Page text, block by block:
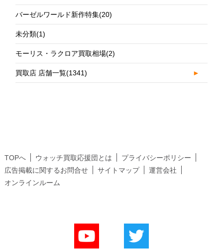
バーゼルワールド新作特集(20)
未分類(1)
モーリス・ラクロア買取相場(2)
買取店 店舗一覧(1341) ►
TOPへ ウォッチ買取応援団とは
プライバシーポリシー
広告掲載に関するお問合せ
サイトマップ
運営会社
オンラインルーム